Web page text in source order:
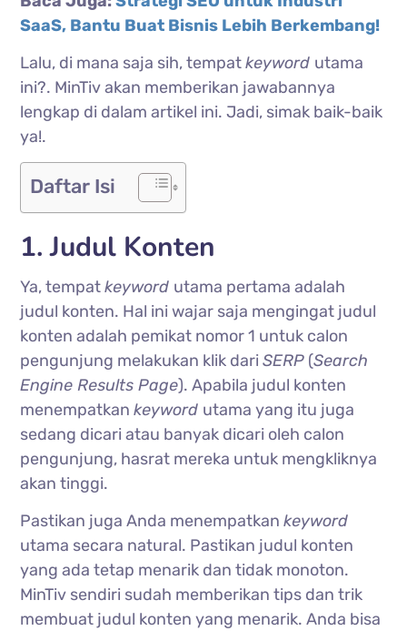
SaaS, Bantu Buat Bisnis Lebih Berkembang!
Lalu, di mana saja sih, tempatkeyword utama
ini?. MinTiv akan memberikan jawabannya
lengkap di dalam artikel ini. Jadi, simak baik-baik
ya!.
Daftar Isi
1. Judul Konten
Ya, tempatkeyword utama pertama adalah
judul konten. Hal ini wajar saja mengingat judul
konten adalah pemikat nomor 1 untuk calon
pengunjung melakukan klik dariSERP (Search
Engine Results Page). Apabila judul konten
menempatkankeyword utama yang itu juga
sedang dicari atau banyak dicari oleh calon
pengunjung, hasrat mereka untuk mengkliknya
akan tinggi.
Pastikan juga Anda menempatkankeyword
utama secara natural. Pastikan judul konten
yang ada tetap menarik dan tidak monoton.
MinTiv sendiri sudah memberikan tips dan trik
membuat judul konten yang menarik. Anda bisa